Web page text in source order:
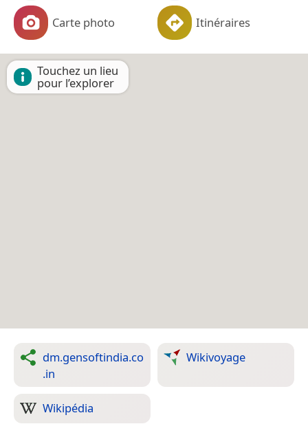
Carte photo Itinéraires
Touchez un lieu
pour l’explorer
dm.gensoftindia.co
.in
Wikivoyage
Wikipédia